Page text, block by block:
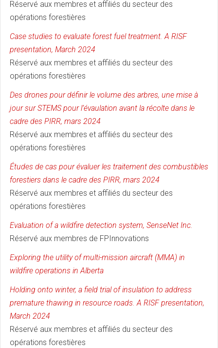
Réservé aux membres et affiliés du secteur des
opérations forestières
Case studies to evaluate forest fuel treatment. A RISF
presentation, March 2024
Réservé aux membres et affiliés du secteur des
opérations forestières
Des drones pour définir le volume des arbres, une mise à
jour sur STEMS pour l’évaulation avant la récolte dans le
cadre des PIRR, mars 2024
Réservé aux membres et affiliés du secteur des
opérations forestières
Études de cas pour évaluer les traitement des combustibles
forestiers dans le cadre des PIRR, mars 2024
Réservé aux membres et affiliés du secteur des
opérations forestières
Evaluation of a wildfire detection system, SenseNet Inc.
Réservé aux membres de FPInnovations
Exploring the utility of multi-mission aircraft (MMA) in
wildfire operations in Alberta
Holding onto winter, a field trial of insulation to address
premature thawing in resource roads. A RISF presentation,
March 2024
Réservé aux membres et affiliés du secteur des
opérations forestières